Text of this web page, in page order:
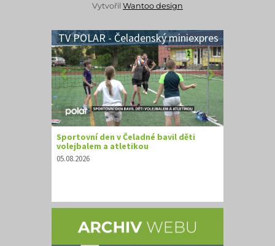
Vytvořil Wantoo design